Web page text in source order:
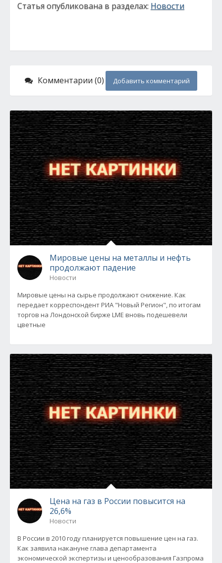
Статья опубликована в разделах: Новости
Комментарии (0) Добавить комментарий
Мировые цены на металлы и нефть
продолжают падение
Новости
Мировые цены на сырье продолжают снижение. Как
передает корреспондент РИА "Новый Регион", по итогам
торгов на Лондонской бирже LME вновь подешевели
цветные
Цена на газ в России повысится на
26,6%
Новости
В России в 2010 году планируется повышение цен на газ.
Как заявила накануне глава департамента
экономической экспертизы и ценообразования Газпрома